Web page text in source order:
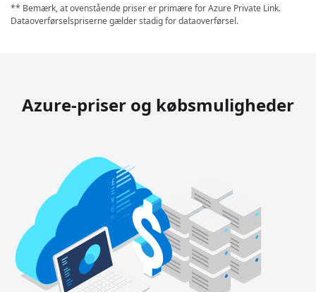
** Bemærk, at ovenstående priser er primære for Azure Private Link.
Dataoverførselspriserne gælder stadig for dataoverførsel.
Azure-priser og købsmuligheder